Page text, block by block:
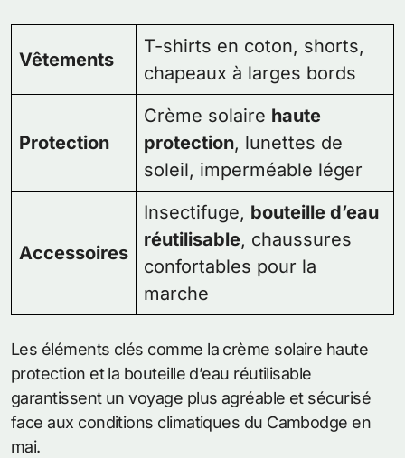
Vêtements
T-shirts en coton, shorts,
chapeaux à larges bords
Protection
Crème solaire haute
protection, lunettes de
soleil, imperméable léger
Accessoires
Insectifuge, bouteille d’eau
réutilisable, chaussures
confortables pour la
marche
Les éléments clés comme la crème solaire haute
protection et la bouteille d’eau réutilisable
garantissent un voyage plus agréable et sécurisé
face aux conditions climatiques du Cambodge en
mai.